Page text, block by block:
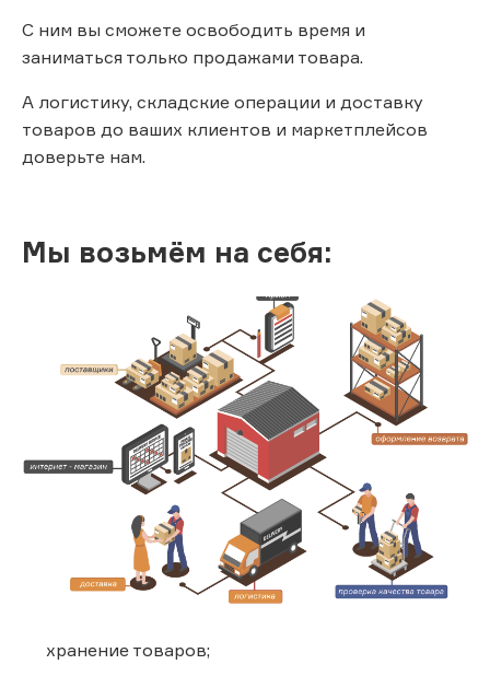
С ним вы сможете освободить время и
заниматься только продажами товара.
А логистику, складские операции и доставку
товаров до ваших клиентов и маркетплейсов
доверьте нам.
Мы возьмём на себя:
хранение товаров;